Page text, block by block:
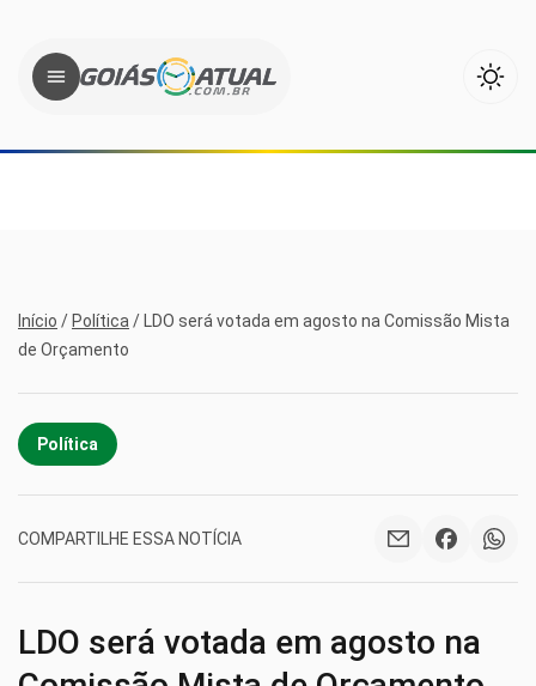
Início / Política / LDO será votada em agosto na Comissão Mista
de Orçamento
Política
COMPARTILHE ESSA NOTÍCIA
LDO será votada em agosto na